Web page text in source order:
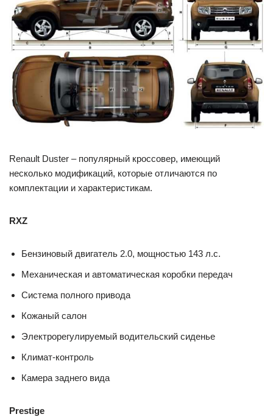
Renault Duster – популярный кроссовер, имеющий
несколько модификаций, которые отличаются по
комплектации и характеристикам.
RXZ
Бензиновый двигатель 2.0, мощностью 143 л.с.
Механическая и автоматическая коробки передач
Система полного привода
Кожаный салон
Электрорегулируемый водительский сиденье
Климат-контроль
Камера заднего вида
Prestige